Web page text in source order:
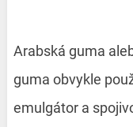
Arabská guma
guma obvykle
emulgátor a